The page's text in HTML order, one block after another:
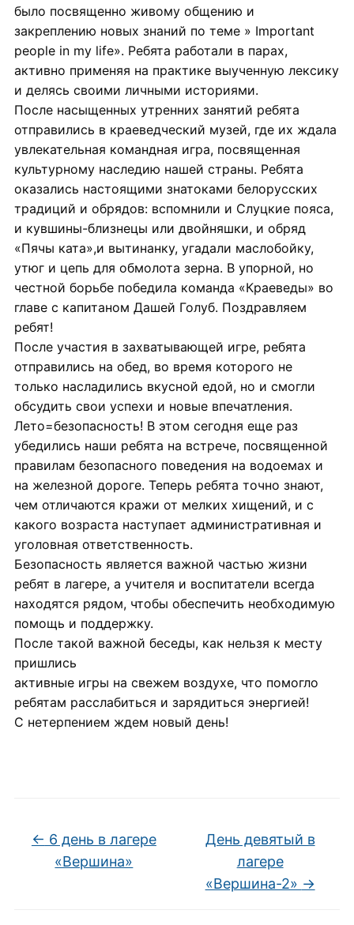
было посвященно живому общению и
закреплению новых знаний по теме » Important
people in my life». Ребята работали в парах,
активно применяя на практике выученную лексику
и делясь своими личными историями.
После насыщенных утренних занятий ребята
отправились в краеведческий музей, где их ждала
увлекательная командная игра, посвященная
культурному наследию нашей страны. Ребята
оказались настоящими знатоками белорусских
традиций и обрядов: вспомнили и Слуцкие пояса,
и кувшины-близнецы или двойняшки, и обряд
«Пячы ката»,и вытинанку, угадали маслобойку,
утюг и цепь для обмолота зерна. В упорной, но
честной борьбе победила команда «Краеведы» во
главе с капитаном Дашей Голуб. Поздравляем
ребят!
После участия в захватывающей игре, ребята
отправились на обед, во время которого не
только насладились вкусной едой, но и смогли
обсудить свои успехи и новые впечатления.
Лето=безопасность! В этом сегодня еще раз
убедились наши ребята на встрече, посвященной
правилам безопасного поведения на водоемах и
на железной дороге. Теперь ребята точно знают,
чем отличаются кражи от мелких хищений, и с
какого возраста наступает административная и
уголовная ответственность.
Безопасность является важной частью жизни
ребят в лагере, а учителя и воспитатели всегда
находятся рядом, чтобы обеспечить необходимую
помощь и поддержку.
После такой важной беседы, как нельзя к месту
пришлись
активные игры на свежем воздухе, что помогло
ребятам расслабиться и зарядиться энергией!
С нетерпением ждем новый день!
← 6 день в лагере
«Вершина»
День девятый в
лагере
«Вершина-2» →